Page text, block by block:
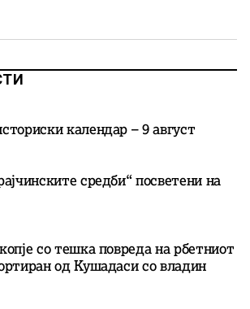
календар – 9 август
средби“ посветени на
со тешка повреда на рбетниот
од Кушадаси со владин